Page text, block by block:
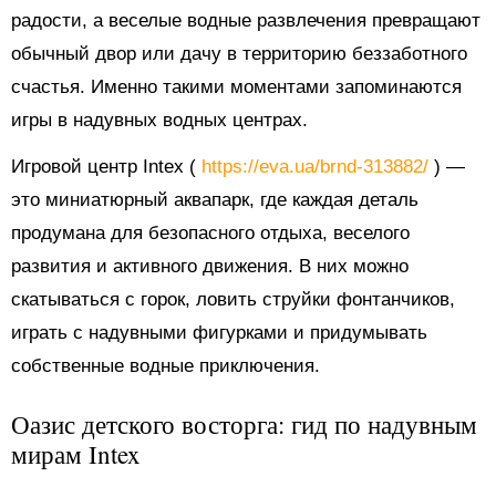
радости, а веселые водные развлечения превращают
обычный двор или дачу в территорию беззаботного
счастья. Именно такими моментами запоминаются
игры в надувных водных центрах.
Игровой центр Intex ( https://eva.ua/brnd-313882/ ) —
это миниатюрный аквапарк, где каждая деталь
продумана для безопасного отдыха, веселого
развития и активного движения. В них можно
скатываться с горок, ловить струйки фонтанчиков,
играть с надувными фигурками и придумывать
собственные водные приключения.
Оазис детского восторга: гид по надувным
мирам Intex